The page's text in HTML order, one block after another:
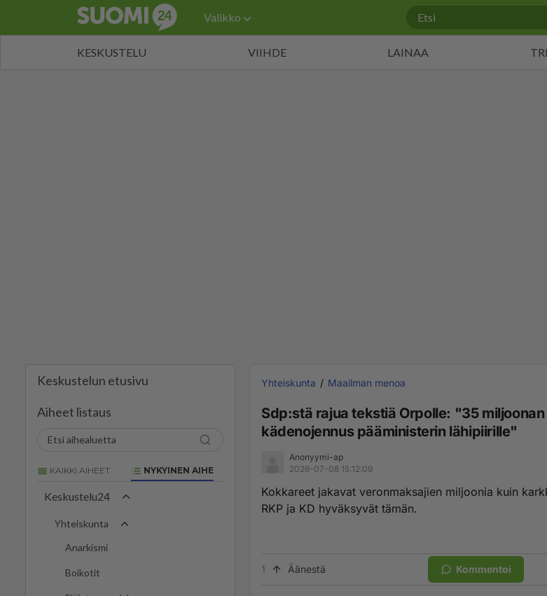
Valikko
KESKUSTELU VIIHDE LAINAA
Keskustelun etusivu
Aiheet listaus
KAIKKI AIHEET NYKYINEN AIHE
Keskustelu24
Yhteiskunta
Anarkismi
Boikotit
Yhteiskunta Maailman menoa
Sdp:stä rajua tekstiä Orpolle: "35 miljoonan
kädenojennus pääministerin lähipiirille"
Anonyymi-ap
2026-07-08 15:12:09
Kokkareet jakavat veronmaksajien miljoonia kuin
RKP ja KD hyväksyvät tämän.
1 Äänestä Kommentoi